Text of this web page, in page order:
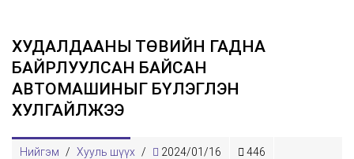
ХУДАЛДААНЫ ТӨВИЙН ГАДНА
БАЙРЛУУЛСАН БАЙСАН
АВТОМАШИНЫГ БҮЛЭГЛЭН
ХУЛГАЙЛЖЭЭ
Нийгэм / Хууль шүүх / 2024/01/16 446